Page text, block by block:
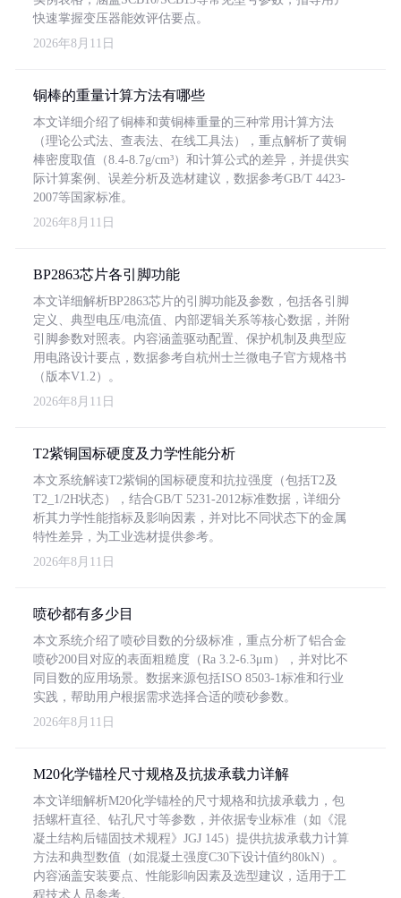
快速掌握变压器能效评估要点。
2026年8月11日
铜棒的重量计算方法有哪些
本文详细介绍了铜棒和黄铜棒重量的三种常用计算方法
（理论公式法、查表法、在线工具法），重点解析了黄铜
棒密度取值（8.4-8.7g/cm³）和计算公式的差异，并提供实
际计算案例、误差分析及选材建议，数据参考GB/T 4423-
2007等国家标准。
2026年8月11日
BP2863芯片各引脚功能
本文详细解析BP2863芯片的引脚功能及参数，包括各引脚
定义、典型电压/电流值、内部逻辑关系等核心数据，并附
引脚参数对照表。内容涵盖驱动配置、保护机制及典型应
用电路设计要点，数据参考自杭州士兰微电子官方规格书
（版本V1.2）。
2026年8月11日
T2紫铜国标硬度及力学性能分析
本文系统解读T2紫铜的国标硬度和抗拉强度（包括T2及
T2_1/2H状态），结合GB/T 5231-2012标准数据，详细分
析其力学性能指标及影响因素，并对比不同状态下的金属
特性差异，为工业选材提供参考。
2026年8月11日
喷砂都有多少目
本文系统介绍了喷砂目数的分级标准，重点分析了铝合金
喷砂200目对应的表面粗糙度（Ra 3.2-6.3μm），并对比不
同目数的应用场景。数据来源包括ISO 8503-1标准和行业
实践，帮助用户根据需求选择合适的喷砂参数。
2026年8月11日
M20化学锚栓尺寸规格及抗拔承载力详解
本文详细解析M20化学锚栓的尺寸规格和抗拔承载力，包
括螺杆直径、钻孔尺寸等参数，并依据专业标准（如《混
凝土结构后锚固技术规程》JGJ 145）提供抗拔承载力计算
方法和典型数值（如混凝土强度C30下设计值约80kN）。
内容涵盖安装要点、性能影响因素及选型建议，适用于工
程技术人员参考。